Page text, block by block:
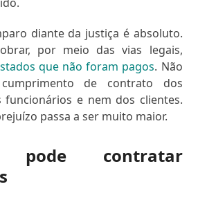
diante da justiça é absoluto.
por meio das vias legais,
que não foram pagos. Não
de contrato dos
funcionários e nem dos clientes.
passa a ser muito maior.
contratar